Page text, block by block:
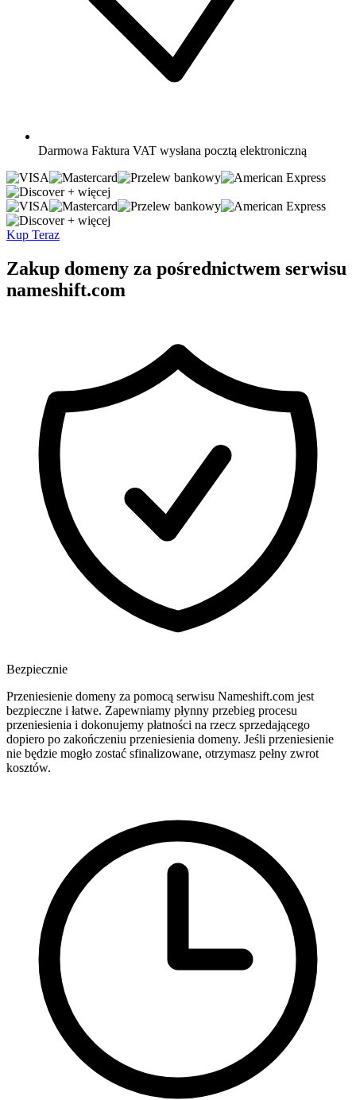
Darmowa Faktura VAT wysłana pocztą elektroniczną
+ więcej
+ więcej
Kup Teraz
Zakup domeny za pośrednictwem serwisu
nameshift.com
Bezpiecznie
Przeniesienie domeny za pomocą serwisu Nameshift.com jest
bezpieczne i łatwe. Zapewniamy płynny przebieg procesu
przeniesienia i dokonujemy płatności na rzecz sprzedającego
dopiero po zakończeniu przeniesienia domeny. Jeśli przeniesienie
nie będzie mogło zostać sfinalizowane, otrzymasz pełny zwrot
kosztów.